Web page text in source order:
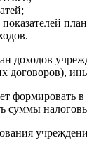
доходов
договоров),
формировать
суммы